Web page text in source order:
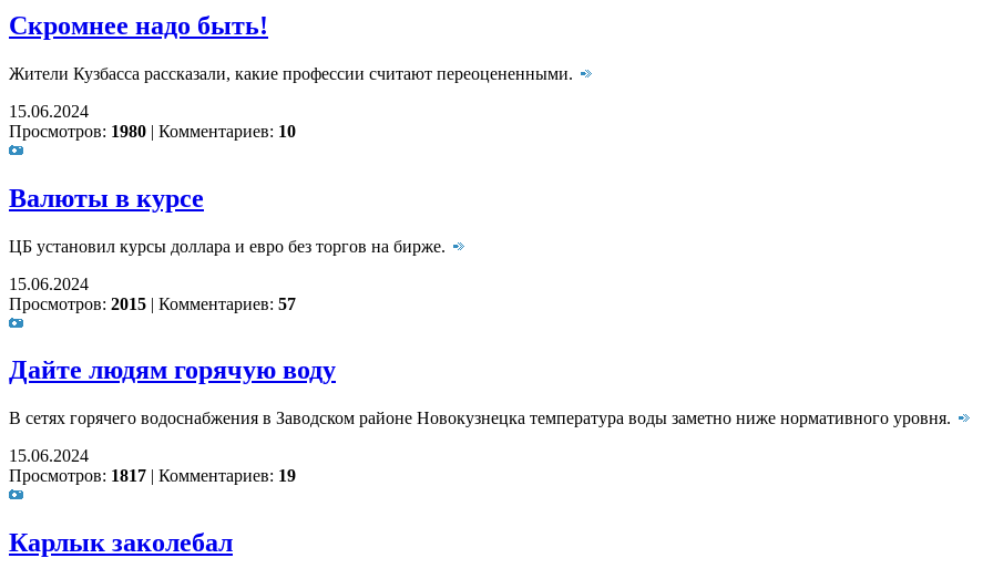
Скромнее надо быть!
Жители Кузбасса рассказали, какие профессии считают переоцененными.
15.06.2024
Просмотров: 1980 | Комментариев: 10
Валюты в курсе
ЦБ установил курсы доллара и евро без торгов на бирже.
15.06.2024
Просмотров: 2015 | Комментариев: 57
Дайте людям горячую воду
В сетях горячего водоснабжения в Заводском районе Новокузнецка температура воды заметно ниже нормативного уровня.
15.06.2024
Просмотров: 1817 | Комментариев: 19
Карлык заколебал